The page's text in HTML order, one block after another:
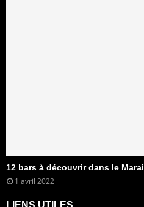
12 bars à découvrir dans le
1 avril 2022
LIENS UTILES